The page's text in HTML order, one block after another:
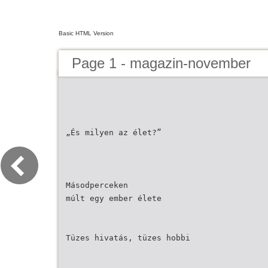
Basic HTML Version
Page 1 - magazin-november
„És milyen az élet?”
Másodperceken
múlt egy ember élete
Tüzes hivatás, tüzes hobbi